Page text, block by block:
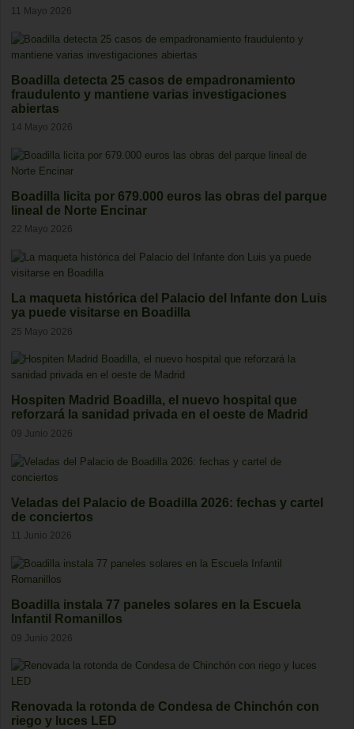
11 Mayo 2026
Boadilla detecta 25 casos de empadronamiento
fraudulento y mantiene varias investigaciones
abiertas
14 Mayo 2026
Boadilla licita por 679.000 euros las obras del parque
lineal de Norte Encinar
22 Mayo 2026
La maqueta histórica del Palacio del Infante don Luis
ya puede visitarse en Boadilla
25 Mayo 2026
Hospiten Madrid Boadilla, el nuevo hospital que
reforzará la sanidad privada en el oeste de Madrid
09 Junio 2026
Veladas del Palacio de Boadilla 2026: fechas y cartel
de conciertos
11 Junio 2026
Boadilla instala 77 paneles solares en la Escuela
Infantil Romanillos
09 Junio 2026
Renovada la rotonda de Condesa de Chinchón con
riego y luces LED